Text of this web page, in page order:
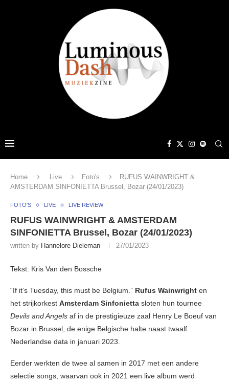
Home Live Foto's
RUFUS WAINWRIGHT &
AMSTERDAM SINFONIETTA Brussel, Bozar (24/01/2023)
FOTO'S LIVE LIVE REVIEW
RUFUS WAINWRIGHT & AMSTERDAM
SINFONIETTA Brussel, Bozar (24/01/2023)
written by Hannelore Dieleman 27/01/2023
Tekst: Kris Van den Bossche
“If it’s Tuesday, this must be Belgium.” Rufus Wainwright en
het strijkorkest Amsterdam Sinfonietta sloten hun tournee
Devils and Angels af in de prestigieuze zaal Henry Le Boeuf van
Bozar in Brussel, de enige Belgische halte naast twaalf
Nederlandse data in januari 2023.
Eerder werkten de twee al samen in 2017 met een andere
selectie songs, waarvan ook in 2021 een live album werd